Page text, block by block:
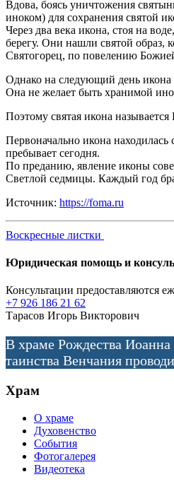
Вдова, боясь уничтожения
иноком) для сохранения святой
Через два века икона, стоя на
берегу. Они нашли святой образ,
Святогорец, по повелению
Однако на следующий день икона
Она не желает быть хранимой
Поэтому святая икона
Первоначально икона
пребывает сегодня.
По преданию, явление иконы
Светлой седмицы. Каждый год
Источник: https://foma.ru
Воскресные листки
Юридическая помощь и
Консультации предоставляются
+7 926 186 21 62
Тарасов Игорь Викторович
В храме Рождества Иоанна
таинства Венчания
Храм
О храме
Духовенство
События
Фотогалерея
Видеотека